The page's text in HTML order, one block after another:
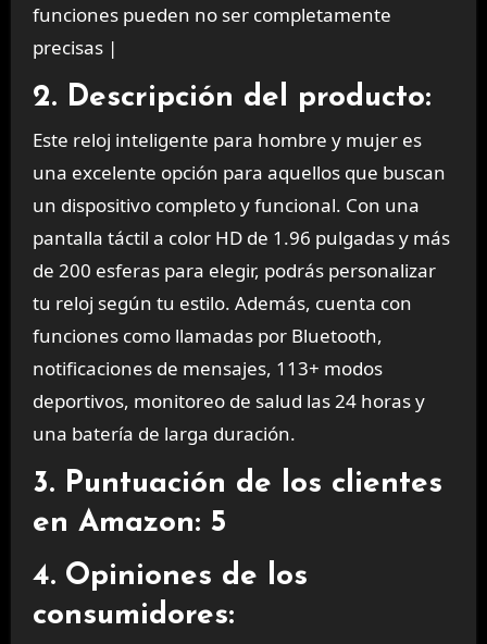
funciones pueden no ser completamente
precisas |
2. Descripción del producto:
Este reloj inteligente para hombre y mujer es
una excelente opción para aquellos que buscan
un dispositivo completo y funcional. Con una
pantalla táctil a color HD de 1.96 pulgadas y más
de 200 esferas para elegir, podrás personalizar
tu reloj según tu estilo. Además, cuenta con
funciones como llamadas por Bluetooth,
notificaciones de mensajes, 113+ modos
deportivos, monitoreo de salud las 24 horas y
una batería de larga duración.
3. Puntuación de los clientes
en Amazon: 5
4. Opiniones de los
consumidores: